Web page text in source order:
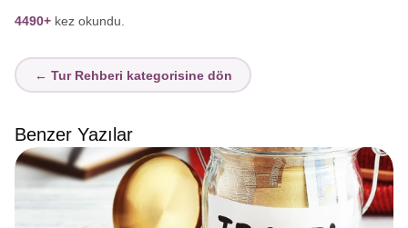
4490+ kez okundu.
← Tur Rehberi kategorisine dön
Benzer Yazılar